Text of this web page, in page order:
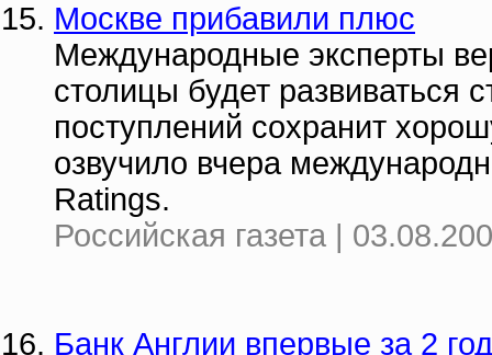
Москве прибавили плюс
Международные эксперты
столицы будет развиваться
поступлений сохранит
озвучило вчера
Ratings.
Российская газета |
Банк Англии впервые за 2